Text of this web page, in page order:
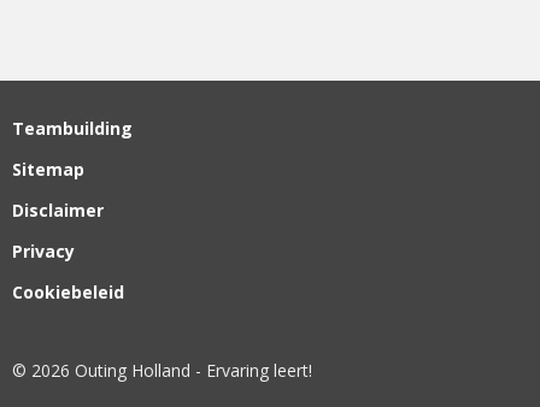
Teambuilding
Sitemap
Disclaimer
Privacy
Cookiebeleid
© 2026 Outing Holland - Ervaring leert!